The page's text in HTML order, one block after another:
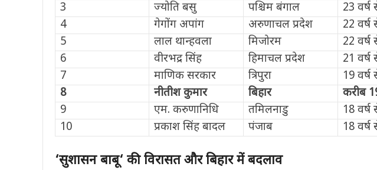
3
ज्योति बसु पश्चिम बंगाल 23
4
गेगोंग अपांग अरुणाचल प्रदेश 22
5
लाल थान्हवला मिजोरम 22
6
वीरभद्र सिंह हिमाचल प्रदेश 21
7
माणिक सरकार त्रिपुरा 19
8
नीतीश कुमार बिहार करीब
9
एम. करुणानिधि तमिलनाडु 18
10
प्रकाश सिंह बादल पंजाब 18
‘सुशासन बाबू‘ की विरासत और बिहार में बदलाव